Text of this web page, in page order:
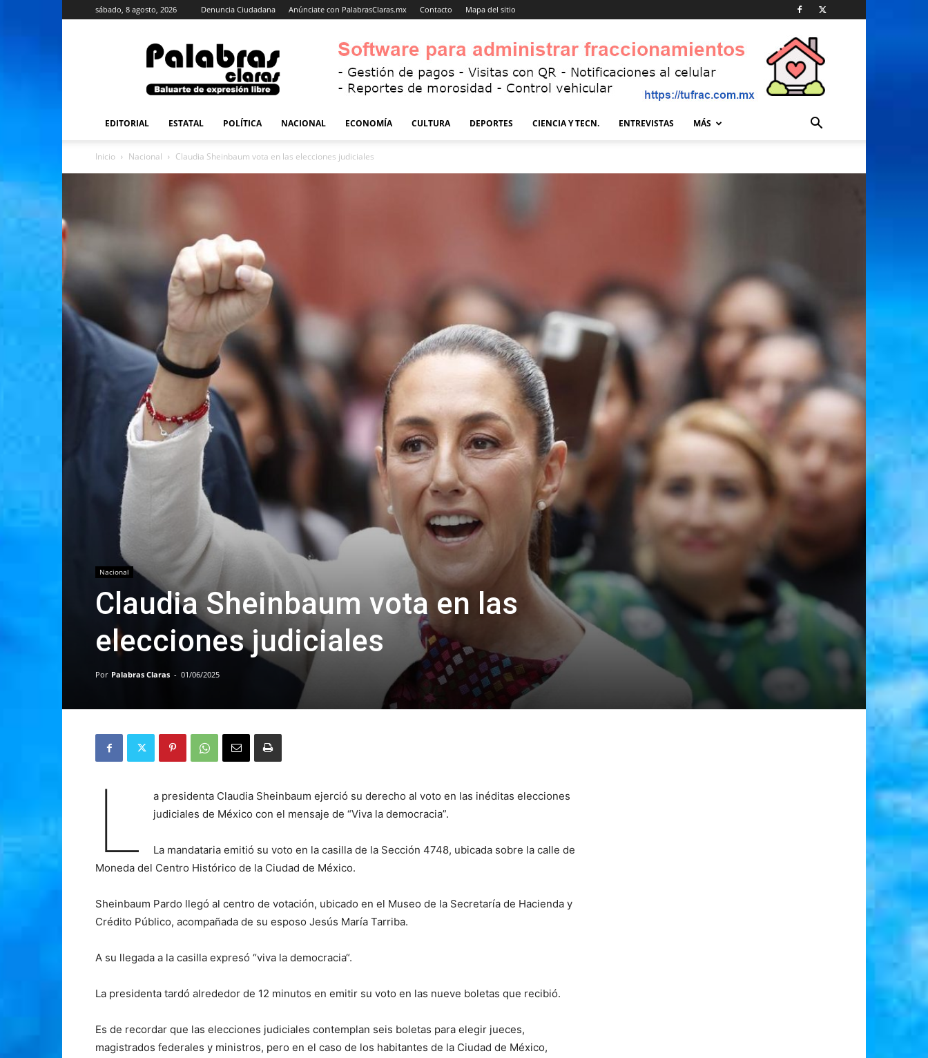
sábado, 8 agosto, 2026 Denuncia Ciudadana Anúnciate con PalabrasClaras.mx Contacto Mapa del sitio
PalabrasClaras.mx
EDITORIAL ESTATAL POLÍTICA NACIONAL ECONOMÍA CULTURA DEPORTES CIENCIA Y TECN. ENTREVISTAS MÁS
Inicio Nacional Claudia Sheinbaum vota en las elecciones judiciales
Nacional
Claudia Sheinbaum vota en las
elecciones judiciales
Por Palabras Claras - 01/06/2025
L
a presidenta Claudia Sheinbaum ejerció su derecho al voto en las inéditas elecciones
judiciales de México con el mensaje de “Viva la democracia”.
La mandataria emitió su voto en la casilla de la Sección 4748, ubicada sobre la calle de
Moneda del Centro Histórico de la Ciudad de México.
Sheinbaum Pardo llegó al centro de votación, ubicado en el Museo de la Secretaría de Hacienda y
Crédito Público, acompañada de su esposo Jesús María Tarriba.
A su llegada a la casilla expresó “viva la democracia“.
La presidenta tardó alrededor de 12 minutos en emitir su voto en las nueve boletas que recibió.
Es de recordar que las elecciones judiciales contemplan seis boletas para elegir jueces,
magistrados federales y ministros, pero en el caso de los habitantes de la Ciudad de México,